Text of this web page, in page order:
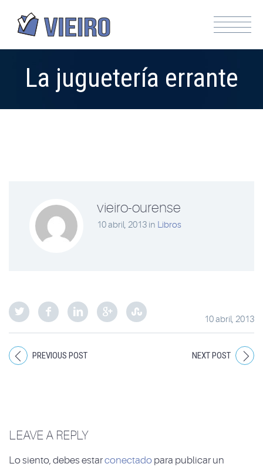
La juguetería errante
vieiro-ourense
10 abril, 2013 in Libros
10 abril, 2013
PREVIOUS POST NEXT POST
LEAVE A REPLY
Lo siento, debes estarconectado para publicar un